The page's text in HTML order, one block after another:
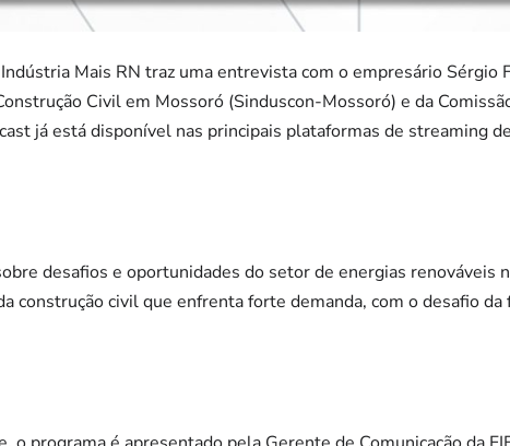
Mais RN traz uma entrevista com o empresário Sérgio
Civil em Mossoró (Sinduscon-Mossoró) e da
já está disponível nas principais plataformas de streaming
desafios e oportunidades do setor de energias renováveis
construção civil que enfrenta forte demanda, com o desafio